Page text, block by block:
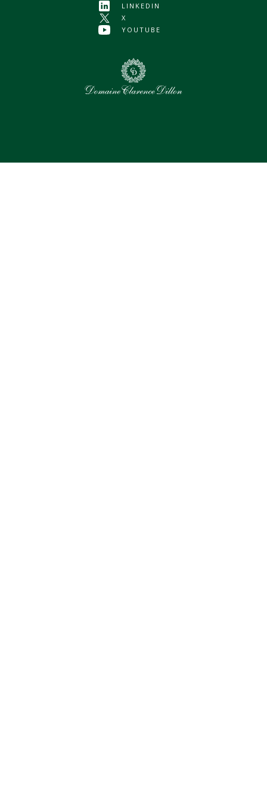
LINKEDIN
X
YOUTUBE